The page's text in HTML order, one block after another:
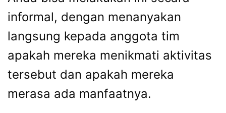
informal, dengan menanyakan
langsung kepada anggota tim
apakah mereka menikmati aktivitas
tersebut dan apakah mereka
merasa ada manfaatnya.